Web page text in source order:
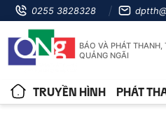
0255 3828328
BÁO VÀ PHÁT THANH,
QUẢNG NGÃI
TRUYỀN HÌNH PHÁT